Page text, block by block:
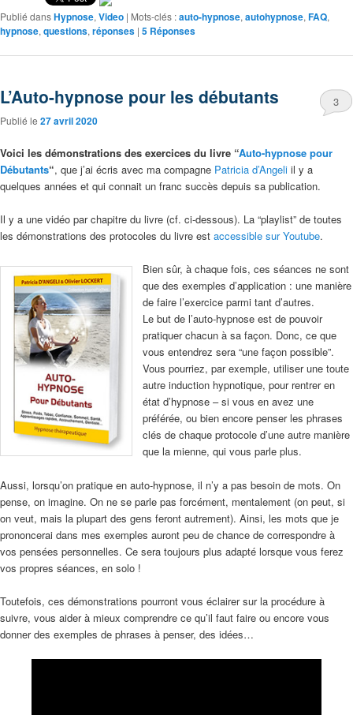
Publié dansHypnose,Video | Mots-clés :auto-hypnose,autohypnose,FAQ,
hypnose,questions,réponses | 5 Réponses
L’Auto-hypnose pour les débutants
Publié le 27 avril 2020
3
Voici les démonstrations des exercices du livre “Auto-hypnose pour
Débutants“, que j’ai écris avec ma compagne Patricia d’Angeli il y a
quelques années et qui connait un franc succès depuis sa publication.
Il y a une vidéo par chapitre du livre (cf. ci-dessous). La “playlist” de toutes
les démonstrations des protocoles du livre est accessible sur Youtube.
Bien sûr, à chaque fois, ces séances ne sont
que des exemples d’application : une manière
de faire l’exercice parmi tant d’autres.
Le but de l’auto-hypnose est de pouvoir
pratiquer chacun à sa façon. Donc, ce que
vous entendrez sera “une façon possible”.
Vous pourriez, par exemple, utiliser une toute
autre induction hypnotique, pour rentrer en
état d’hypnose – si vous en avez une
préférée, ou bien encore penser les phrases
clés de chaque protocole d’une autre manière
que la mienne, qui vous parle plus.
Aussi, lorsqu’on pratique en auto-hypnose, il n’y a pas besoin de mots. On
pense, on imagine. On ne se parle pas forcément, mentalement (on peut, si
on veut, mais la plupart des gens feront autrement). Ainsi, les mots que je
prononcerai dans mes exemples auront peu de chance de correspondre à
vos pensées personnelles. Ce sera toujours plus adapté lorsque vous ferez
vos propres séances, en solo !
Toutefois, ces démonstrations pourront vous éclairer sur la procédure à
suivre, vous aider à mieux comprendre ce qu’il faut faire ou encore vous
donner des exemples de phrases à penser, des idées…